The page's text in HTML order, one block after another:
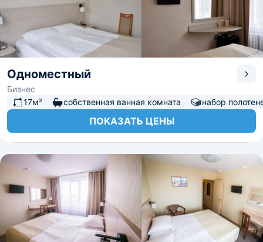
Одноместный
Бизнес
17м²
собственная ванная комната набор
ПОКАЗАТЬ ЦЕНЫ